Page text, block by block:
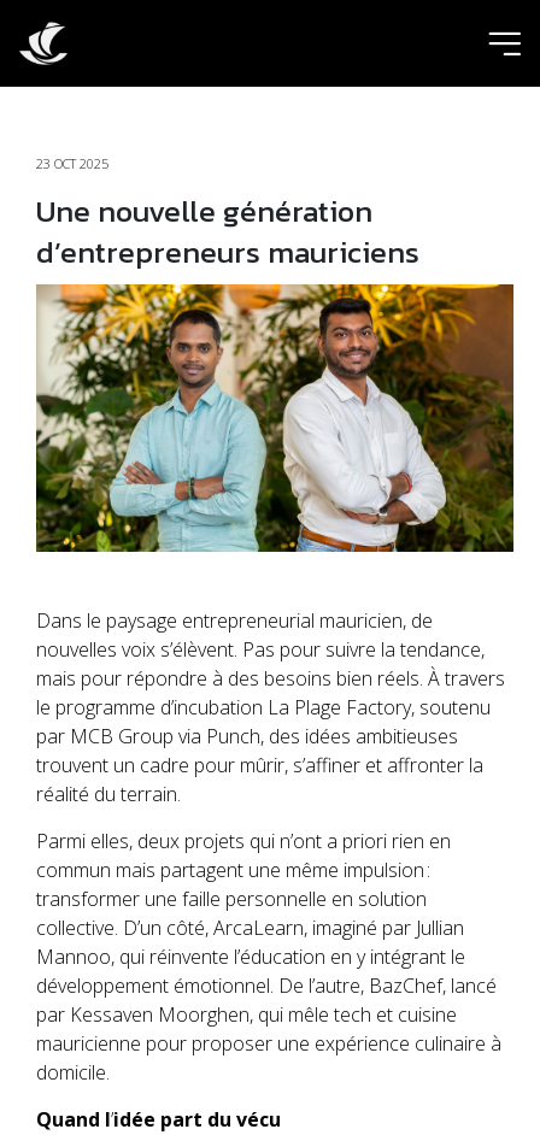
23 OCT 2025
Une nouvelle génération
d’entrepreneurs mauriciens
Dans le paysage entrepreneurial mauricien, de
nouvelles voix s’élèvent. Pas pour suivre la tendance,
mais pour répondre à des besoins bien réels. À travers
le programme d’incubation La Plage Factory, soutenu
par MCB Group via Punch, des idées ambitieuses
trouvent un cadre pour mûrir, s’affiner et affronter la
réalité du terrain.
Parmi elles, deux projets qui n’ont a priori rien en
commun mais partagent une même impulsion :
transformer une faille personnelle en solution
collective. D’un côté, ArcaLearn, imaginé par Jullian
Mannoo, qui réinvente l’éducation en y intégrant le
développement émotionnel. De l’autre, BazChef, lancé
par Kessaven Moorghen, qui mêle tech et cuisine
mauricienne pour proposer une expérience culinaire à
domicile.
Quand l’idée part du vécu